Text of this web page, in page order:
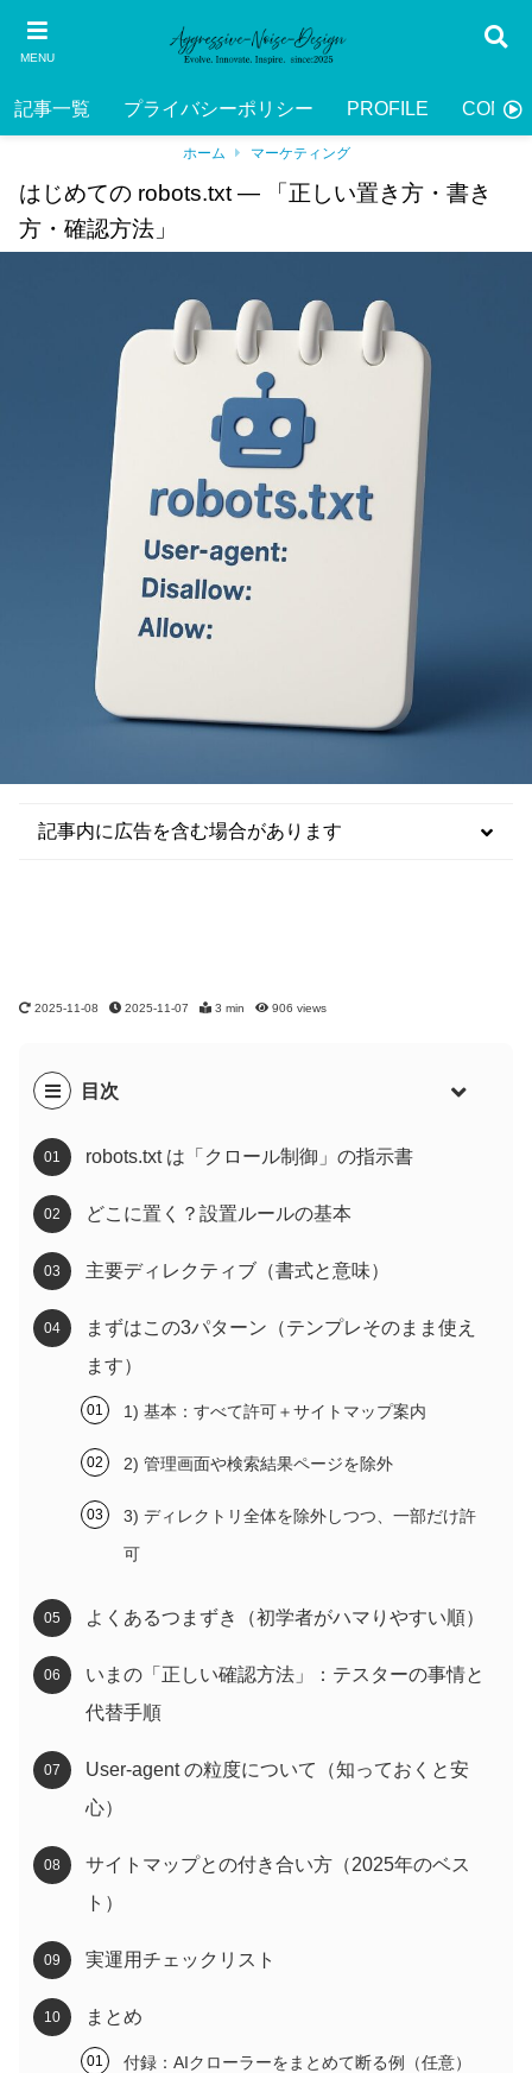
MENU
記事一覧 プライバシーポリシー PROFILE
ホーム マーケティング
はじめての robots.txt ― 「正しい置き方・書き
方・確認方法」
2025-11-08 2025-11-07 3 min 906 views
記事内に広告を含む場合があります
目次
robots.txt は「クロール制御」の指示書
どこに置く？設置ルールの基本
主要ディレクティブ（書式と意味）
まずはこの3パターン（テンプレそのまま使え
ます）
1) 基本：すべて許可＋サイトマップ案内
2) 管理画面や検索結果ページを除外
3) ディレクトリ全体を除外しつつ、一部だけ許
可
よくあるつまずき（初学者がハマりやすい順）
いまの「正しい確認方法」：テスターの事情と
代替手順
User-agent の粒度について（知っておくと安
心）
サイトマップとの付き合い方（2025年のベス
ト）
実運用チェックリスト
まとめ
付録：AIクローラーをまとめて断る例（任意）